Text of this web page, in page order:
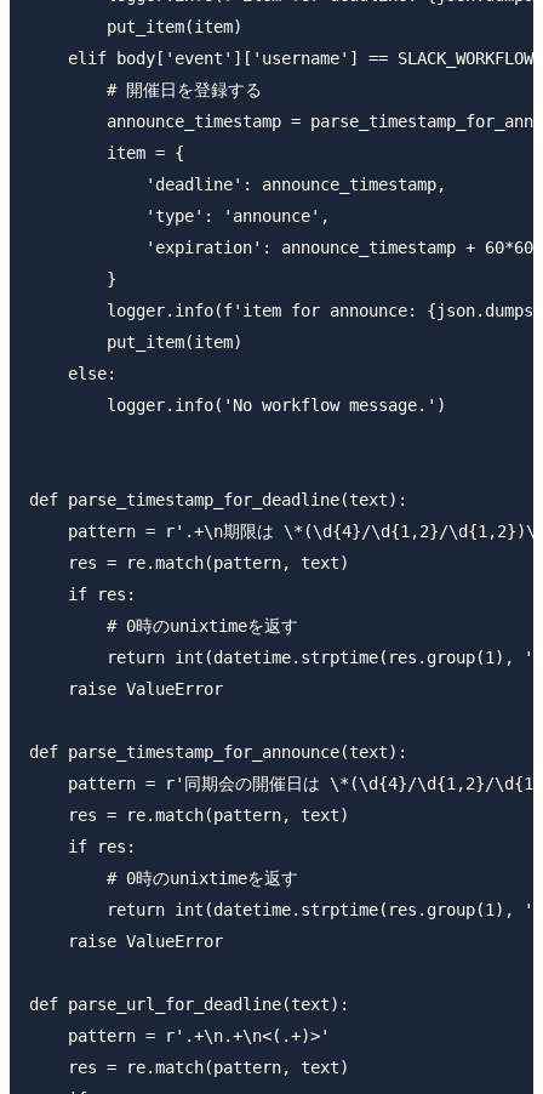
        put_item(item)
elif body['event']['username'] ==
        # 開催日を登録する
announce_timestamp =
        item = {
            'deadline': announce_timestamp,
            'type': 'announce',
'expiration': announce_timestamp +
        }
logger.info(f'item for announce:
        put_item(item)
    else:
        logger.info('No workflow message.')
def parse_timestamp_for_deadline(text):
pattern = r'.+\n期限は \*(\d{4}/\d{1,2}/
    res = re.match(pattern, text)
    if res:
        # 0時のunixtimeを返す
return int(datetime.strptime(res.group(1),
    raise ValueError
def parse_timestamp_for_announce(text):
pattern = r'同期会の開催日は \*(\d{4}/\d{1,2}/
    res = re.match(pattern, text)
    if res:
        # 0時のunixtimeを返す
return int(datetime.strptime(res.group(1),
    raise ValueError
def parse_url_for_deadline(text):
    pattern = r'.+\n.+\n<(.+)>'
    res = re.match(pattern, text)